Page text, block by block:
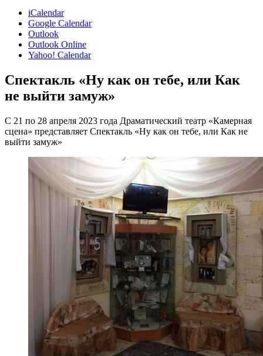
iCalendar
Google Calendar
Outlook
Outlook Online
Yahoo! Calendar
Спектакль «Ну как он тебе, или Как
не выйти замуж»
С 21 по 28 апреля 2023 года Драматический театр «Камерная
сцена» представляет Спектакль «Ну как он тебе, или Как не
выйти замуж»